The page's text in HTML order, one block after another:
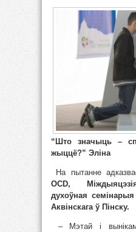
“Што значыць –
жыццё?” Эліна
На пытанне
OCD,
духоўная
Аквінскага ў Пінску.
– Мэтай і